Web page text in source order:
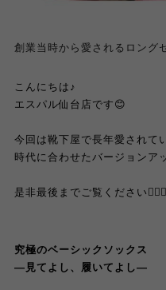
創業当時から愛されるロング
こんにちは♪
エスパル仙台店です😊
今回は靴下屋で長年愛されて
時代に合わせたバージョンア
是非最後までご覧ください🙇🏻‍♀️
究極のベーシックソックス
—見てよし、履いてよし—